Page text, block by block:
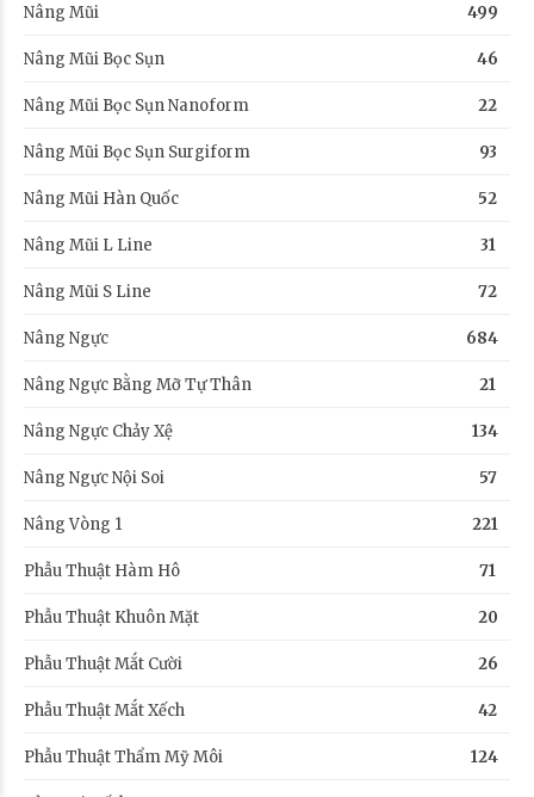
Nâng Mũi 499
Nâng Mũi Bọc Sụn 46
Nâng Mũi Bọc Sụn Nanoform 22
Nâng Mũi Bọc Sụn Surgiform 93
Nâng Mũi Hàn Quốc 52
Nâng Mũi L Line 31
Nâng Mũi S Line 72
Nâng Ngực 684
Nâng Ngực Bằng Mỡ Tự Thân 21
Nâng Ngực Chảy Xệ 134
Nâng Ngực Nội Soi 57
Nâng Vòng 1 221
Phẫu Thuật Hàm Hô 71
Phẫu Thuật Khuôn Mặt 20
Phẫu Thuật Mắt Cười 26
Phẫu Thuật Mắt Xếch 42
Phẫu Thuật Thẩm Mỹ Môi 124